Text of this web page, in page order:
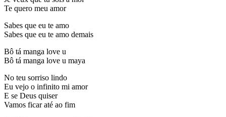
Te quero meu amor
Sabes que eu te amo
Sabes que eu te amo demais
Bô tá manga love u
Bô tá manga love u maya
No teu sorriso lindo
Eu vejo o infinito mi amor
E se Deus quiser
Vamos ficar até ao fim